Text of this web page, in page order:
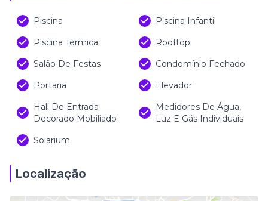
Piscina
Piscina Infantil
Piscina Térmica
Rooftop
Salão De Festas
Condomínio Fechado
Portaria
Elevador
Hall De Entrada
Decorado Mobiliado
Medidores De Água,
Luz E Gás Individuais
Solarium
Localização